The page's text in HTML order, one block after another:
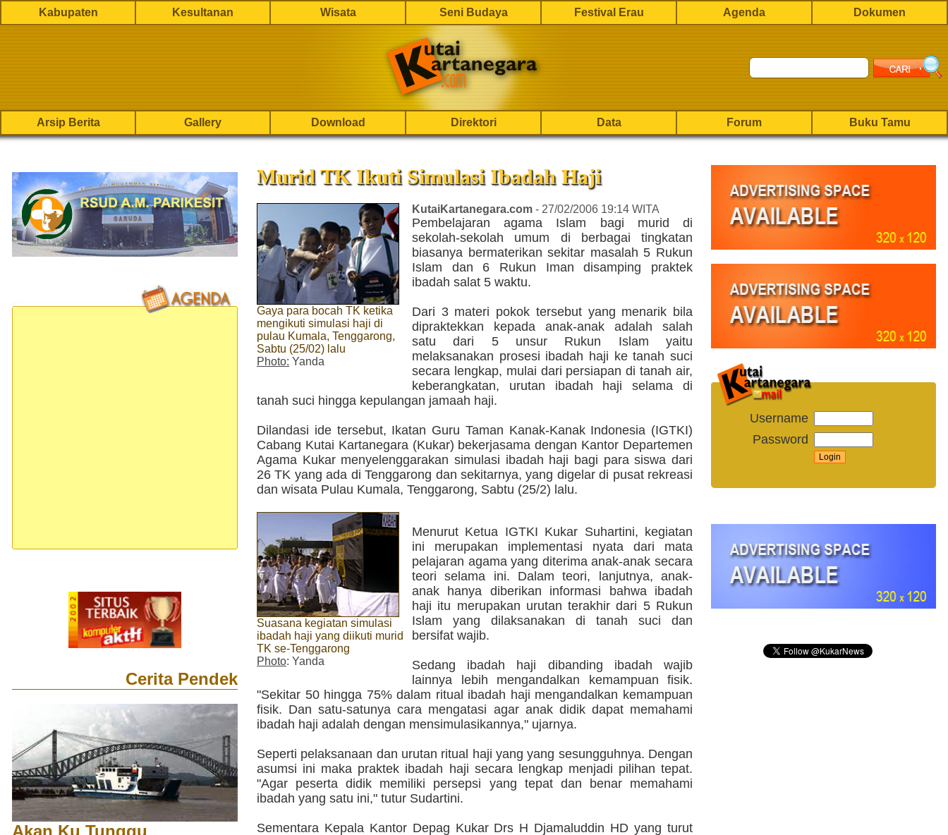
Kabupaten Kesultanan Wisata Seni Budaya Festival Erau Agenda Dokumen
Arsip Berita Gallery Download Direktori Data Forum Buku Tamu
Cerita Pendek
Akan Ku Tunggu
Murid TK Ikuti Simulasi Ibadah Haji
Gaya para bocah TK ketika
mengikuti simulasi haji di
pulau Kumala, Tenggarong,
Sabtu (25/02) lalu
Photo: Yanda
KutaiKartanegara.com - 27/02/2006 19:14 WITA
Pembelajaran agama Islam bagi murid di
sekolah-sekolah umum di berbagai tingkatan
biasanya bermaterikan sekitar masalah 5 Rukun
Islam dan 6 Rukun Iman disamping praktek
ibadah salat 5 waktu.
Dari 3 materi pokok tersebut yang menarik bila
dipraktekkan kepada anak-anak adalah salah
satu dari 5 unsur Rukun Islam yaitu
melaksanakan prosesi ibadah haji ke tanah suci
secara lengkap, mulai dari persiapan di tanah air,
keberangkatan, urutan ibadah haji selama di
tanah suci hingga kepulangan jamaah haji.
Dilandasi ide tersebut, Ikatan Guru Taman Kanak-Kanak Indonesia (IGTKI)
Cabang Kutai Kartanegara (Kukar) bekerjasama dengan Kantor Departemen
Agama Kukar menyelenggarakan simulasi ibadah haji bagi para siswa dari
26 TK yang ada di Tenggarong dan sekitarnya, yang digelar di pusat rekreasi
dan wisata Pulau Kumala, Tenggarong, Sabtu (25/2) lalu.
Suasana kegiatan simulasi
ibadah haji yang diikuti murid
TK se-Tenggarong
Photo: Yanda
Menurut Ketua IGTKI Kukar Suhartini, kegiatan
ini merupakan implementasi nyata dari mata
pelajaran agama yang diterima anak-anak secara
teori selama ini. Dalam teori, lanjutnya, anak-
anak hanya diberikan informasi bahwa ibadah
haji itu merupakan urutan terakhir dari 5 Rukun
Islam yang dilaksanakan di tanah suci dan
bersifat wajib.
Sedang ibadah haji dibanding ibadah wajib
lainnya lebih mengandalkan kemampuan fisik.
"Sekitar 50 hingga 75% dalam ritual ibadah haji mengandalkan kemampuan
fisik. Dan satu-satunya cara mengatasi agar anak didik dapat memahami
ibadah haji adalah dengan mensimulasikannya," ujarnya.
Seperti pelaksanaan dan urutan ritual haji yang yang sesungguhnya. Dengan
asumsi ini maka praktek ibadah haji secara lengkap menjadi pilihan tepat.
"Agar peserta didik memiliki persepsi yang tepat dan benar memahami
ibadah yang satu ini," tutur Sudartini.
Sementara Kepala Kantor Depag Kukar Drs H Djamaluddin HD yang turut
Username
Password